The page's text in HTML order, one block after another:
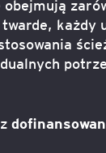
każdy
z